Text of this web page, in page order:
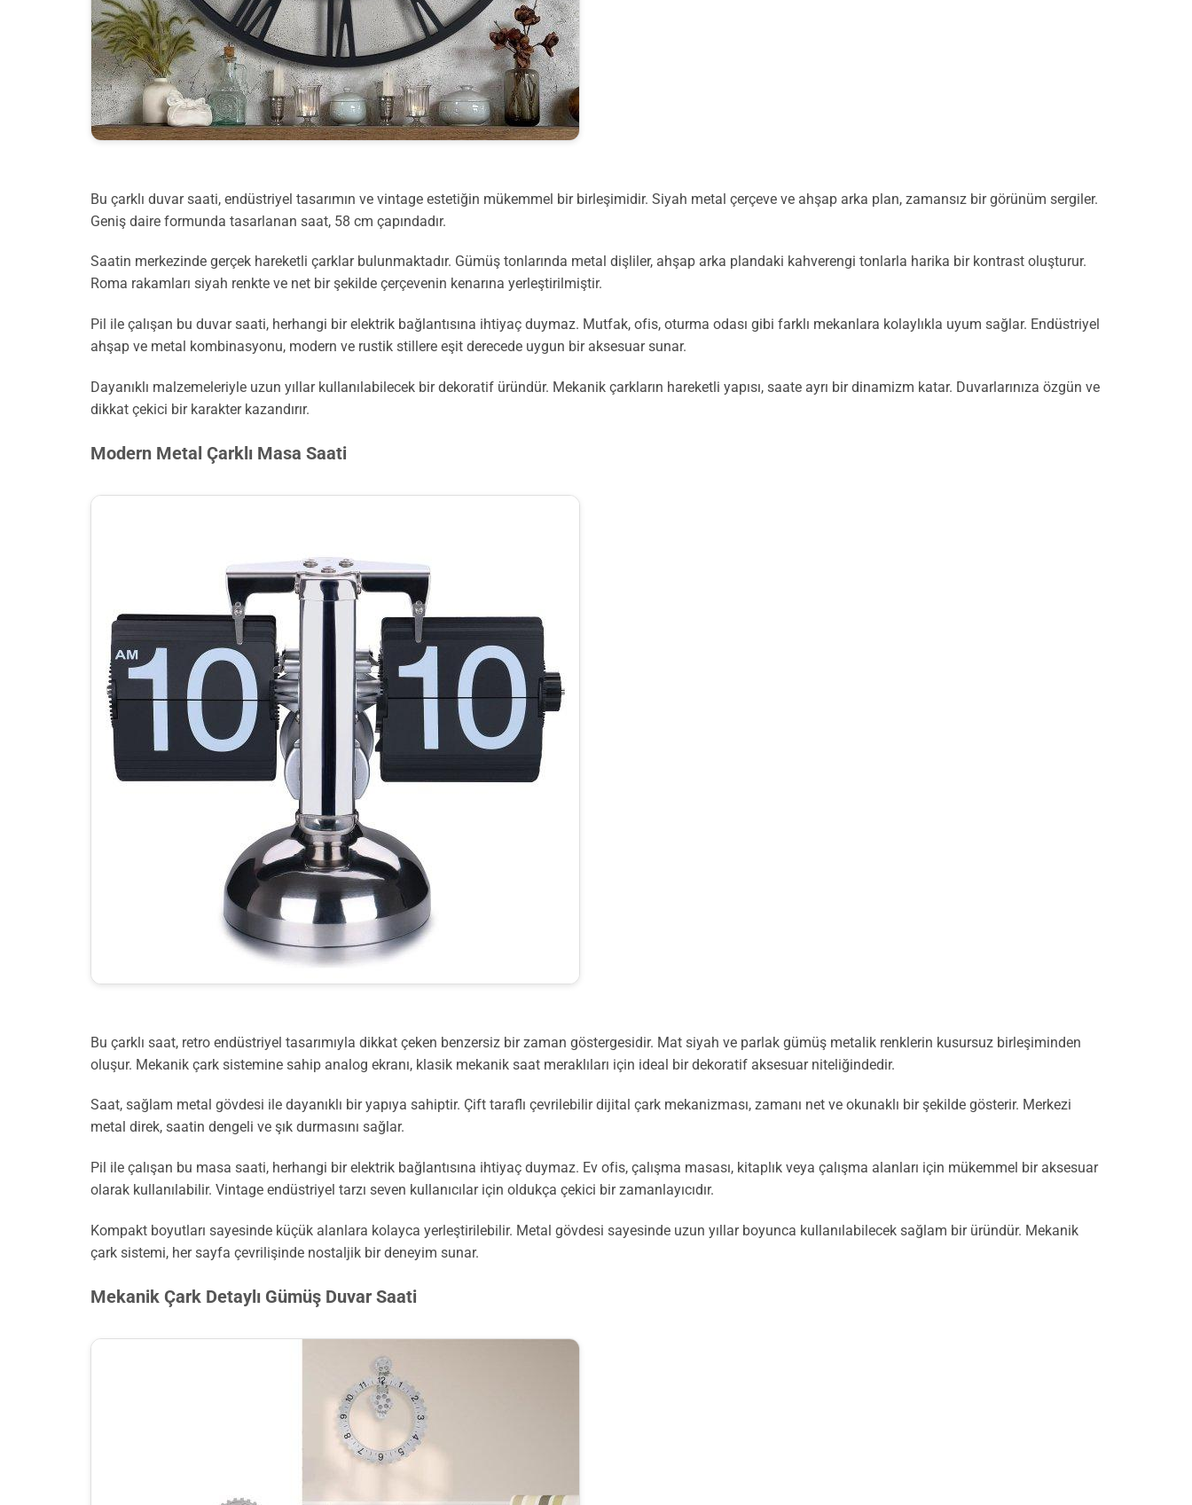
Bu çarklı duvar saati, endüstriyel tasarımın ve vintage estetiğin mükemmel bir birleşimidir. Siyah metal çerçeve ve ahşap arka plan, zamansız bir görünüm sergiler.
Geniş daire formunda tasarlanan saat, 58 cm çapındadır.
Saatin merkezinde gerçek hareketli çarklar bulunmaktadır. Gümüş tonlarında metal dişliler, ahşap arka plandaki kahverengi tonlarla harika bir kontrast oluşturur.
Roma rakamları siyah renkte ve net bir şekilde çerçevenin kenarına yerleştirilmiştir.
Pil ile çalışan bu duvar saati, herhangi bir elektrik bağlantısına ihtiyaç duymaz. Mutfak, ofis, oturma odası gibi farklı mekanlara kolaylıkla uyum sağlar. Endüstriyel
ahşap ve metal kombinasyonu, modern ve rustik stillere eşit derecede uygun bir aksesuar sunar.
Dayanıklı malzemeleriyle uzun yıllar kullanılabilecek bir dekoratif üründür. Mekanik çarkların hareketli yapısı, saate ayrı bir dinamizm katar. Duvarlarınıza özgün ve
dikkat çekici bir karakter kazandırır.
Modern Metal Çarklı Masa Saati
Bu çarklı saat, retro endüstriyel tasarımıyla dikkat çeken benzersiz bir zaman göstergesidir. Mat siyah ve parlak gümüş metalik renklerin kusursuz birleşiminden
oluşur. Mekanik çark sistemine sahip analog ekranı, klasik mekanik saat meraklıları için ideal bir dekoratif aksesuar niteliğindedir.
Saat, sağlam metal gövdesi ile dayanıklı bir yapıya sahiptir. Çift taraflı çevrilebilir dijital çark mekanizması, zamanı net ve okunaklı bir şekilde gösterir. Merkezi
metal direk, saatin dengeli ve şık durmasını sağlar.
Pil ile çalışan bu masa saati, herhangi bir elektrik bağlantısına ihtiyaç duymaz. Ev ofis, çalışma masası, kitaplık veya çalışma alanları için mükemmel bir aksesuar
olarak kullanılabilir. Vintage endüstriyel tarzı seven kullanıcılar için oldukça çekici bir zamanlayıcıdır.
Kompakt boyutları sayesinde küçük alanlara kolayca yerleştirilebilir. Metal gövdesi sayesinde uzun yıllar boyunca kullanılabilecek sağlam bir üründür. Mekanik
çark sistemi, her sayfa çevrilişinde nostaljik bir deneyim sunar.
Mekanik Çark Detaylı Gümüş Duvar Saati